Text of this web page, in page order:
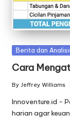
Posted
Berita dan
Cara
Posted
by
By Jeffrey Williams
Innoventure.id -
harian agar